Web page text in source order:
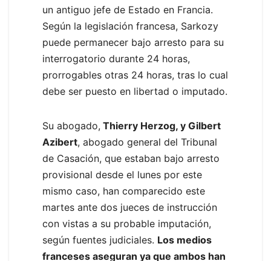
un antiguo jefe de Estado en Francia.
Según la legislación francesa, Sarkozy
puede permanecer bajo arresto para su
interrogatorio durante 24 horas,
prorrogables otras 24 horas, tras lo cual
debe ser puesto en libertad o imputado.
Su abogado, Thierry Herzog, y Gilbert
Azibert, abogado general del Tribunal
de Casación, que estaban bajo arresto
provisional desde el lunes por este
mismo caso, han comparecido este
martes ante dos jueces de instrucción
con vistas a su probable imputación,
según fuentes judiciales. Los medios
franceses aseguran ya que ambos han